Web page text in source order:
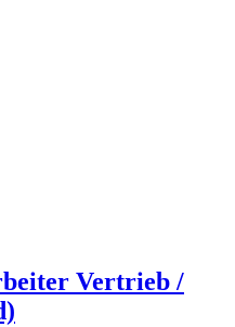
Vertrieb /